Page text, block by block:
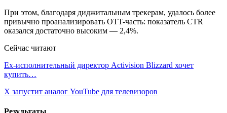
При этом, благодаря диджитальным трекерам, удалось более
привычно проанализировать OTT-часть: показатель CTR
оказался достаточно высоким — 2,4%.
Сейчас читают
Ex-исполнительный директор Activision Blizzard хочет
купить…
X запустит аналог YouTube для телевизоров
Результаты